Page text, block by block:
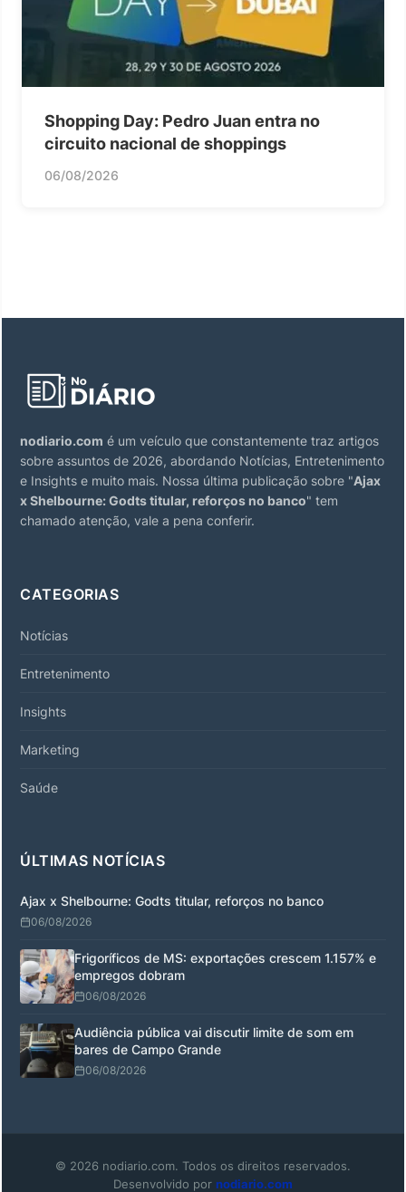
Shopping Day: Pedro Juan entra no
circuito nacional de shoppings
06/08/2026
nodiario.com é um veículo que constantemente traz artigos
sobre assuntos de 2026, abordando Notícias, Entretenimento
e Insights e muito mais. Nossa última publicação sobre "Ajax
x Shelbourne: Godts titular, reforços no banco" tem
chamado atenção, vale a pena conferir.
CATEGORIAS
Notícias
Entretenimento
Insights
Marketing
Saúde
ÚLTIMAS NOTÍCIAS
Ajax x Shelbourne: Godts titular, reforços no banco
06/08/2026
Frigoríficos de MS: exportações crescem 1.157% e
empregos dobram
06/08/2026
Audiência pública vai discutir limite de som em
bares de Campo Grande
06/08/2026
© 2026 nodiario.com. Todos os direitos reservados.
Desenvolvido por nodiario.com